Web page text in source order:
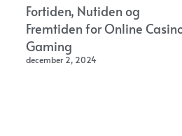
Fortiden, Nutiden og
Fremtiden for Online
Gaming
december 2, 2024